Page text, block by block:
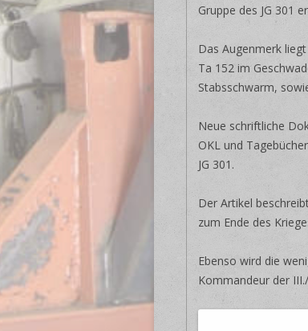
Gruppe des JG 301
Das Augenmerk
Ta 152 im
Stabsschwarm,
Neue schriftliche
OKL und
JG 301.
Der Artikel
zum Ende des
Ebenso wird die
Kommandeur der